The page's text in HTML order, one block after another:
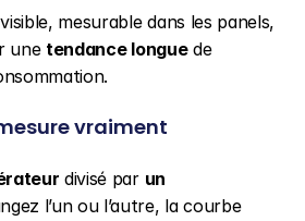
mesurable dans les panels,
une tendance longue de
vraiment
divisé par un
l’un ou l’autre, la courbe